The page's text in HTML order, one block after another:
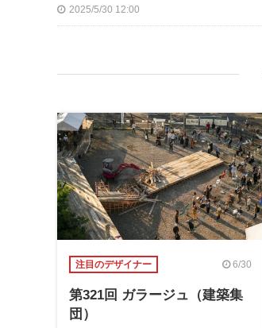
2025/5/30 12:00
注目のデザイナー 6/30
第321回 ガラージュ（建築集
団）